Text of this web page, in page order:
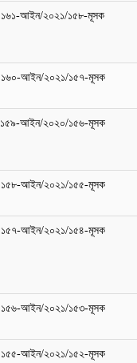
১৬১-আইন/২০২১/১৫৮-মূসক
১৬০-আইন/২০২১/১৫৭-মূসক
১৫৯-আইন/২০২০/১৫৬-মূসক
১৫৮-আইন/২০২১/১৫৫-মূসক
১৫৭-আইন/২০২১/১৫৪-মূসক
১৫৬-আইন/২০২১/১৫৩-মূসক
১৫৫-আইন/২০২১/১৫২-মূসক